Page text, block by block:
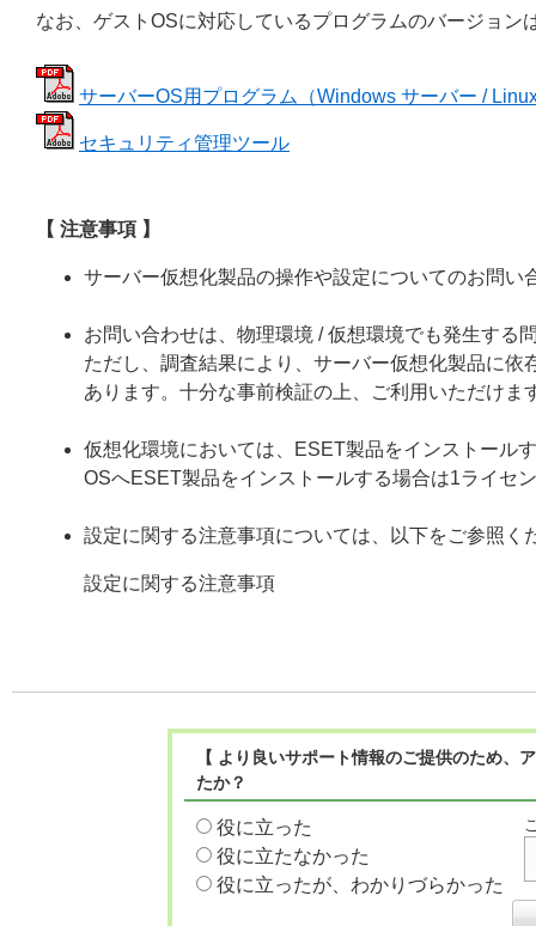
なお、ゲストOSに対応しているプログラムのバージョン
サーバーOS用プログラム（Windows サーバー /
セキュリティ管理ツール
【 注意事項 】
サーバー仮想化製品の操作や設定についてのお問い
お問い合わせは、物理環境 / 仮想環境でも発生する
ただし、調査結果により、サーバー仮想化製品に
あります。十分な事前検証の上、ご利用いただけま
仮想化環境においては、ESET製品をインストール
OSへESET製品をインストールする場合は1ライセ
設定に関する注意事項については、以下をご参照く
設定に関する注意事項
【 より良いサポート情報のご提供のため
たか？
役に立った
役に立たなかった
役に立ったが、わかりづらかった